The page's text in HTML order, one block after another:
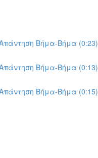
Βήμα-Βήμα (0:23)
Βήμα-Βήμα (0:13)
Βήμα-Βήμα (0:15)